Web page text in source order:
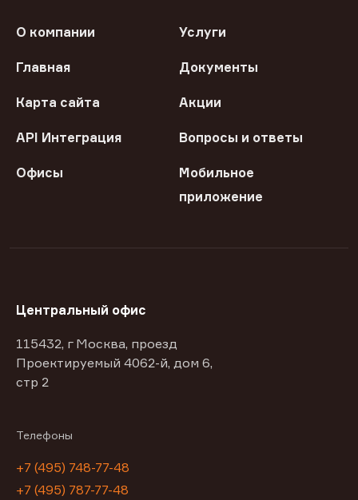
О компании Услуги
Главная Документы
Карта сайта Акции
API Интеграция Вопросы и ответы
Офисы
Мобильное
приложение
Центральный офис
115432, г Москва, проезд
Проектируемый 4062-й, дом 6,
стр 2
Телефоны
+7 (495) 748-77-48
+7 (495) 787-77-48